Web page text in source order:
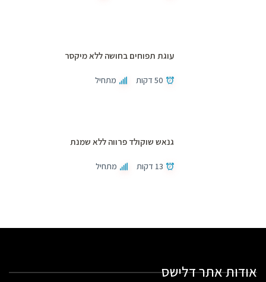
עוגת תפוחים בחושה ללא מיקסר
50 דקות מתחיל
גנאש שוקולד פרווה ללא שמנת
13 דקות מתחיל
אודות אתר דלישס